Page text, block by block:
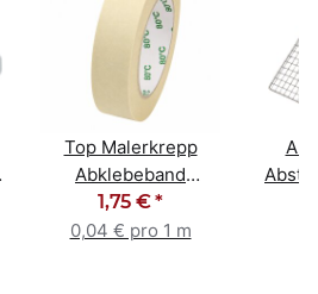
Top Malerkrepp
Abklebeband
Kreppband
Malerband 30mm x
1,75 €*
0,04 € pro 1 m